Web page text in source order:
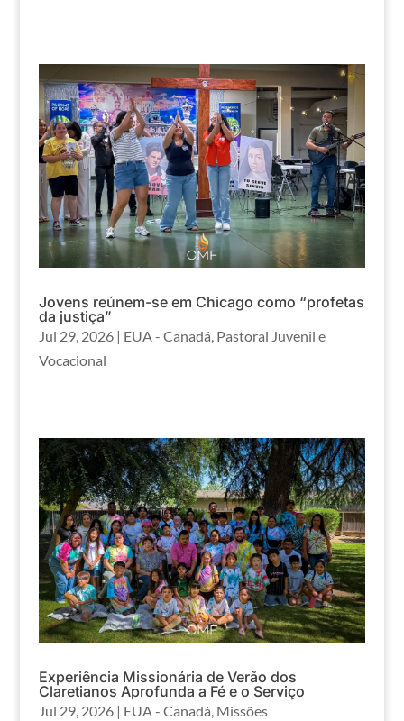
Jovens reúnem-se em Chicago como “profetas
da justiça”
Jul 29, 2026| EUA - Canadá, Pastoral Juvenil e
Vocacional
Experiência Missionária de Verão dos
Claretianos Aprofunda a Fé e o Serviço
Jul 29, 2026| EUA - Canadá, Missões